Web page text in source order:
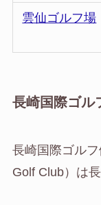
雲仙ゴルフ場
長崎国際ゴル
長崎国際ゴル
Golf Club）は